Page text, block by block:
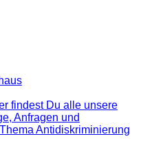
findest Du alle unsere
Anfragen und
Antidiskriminierung